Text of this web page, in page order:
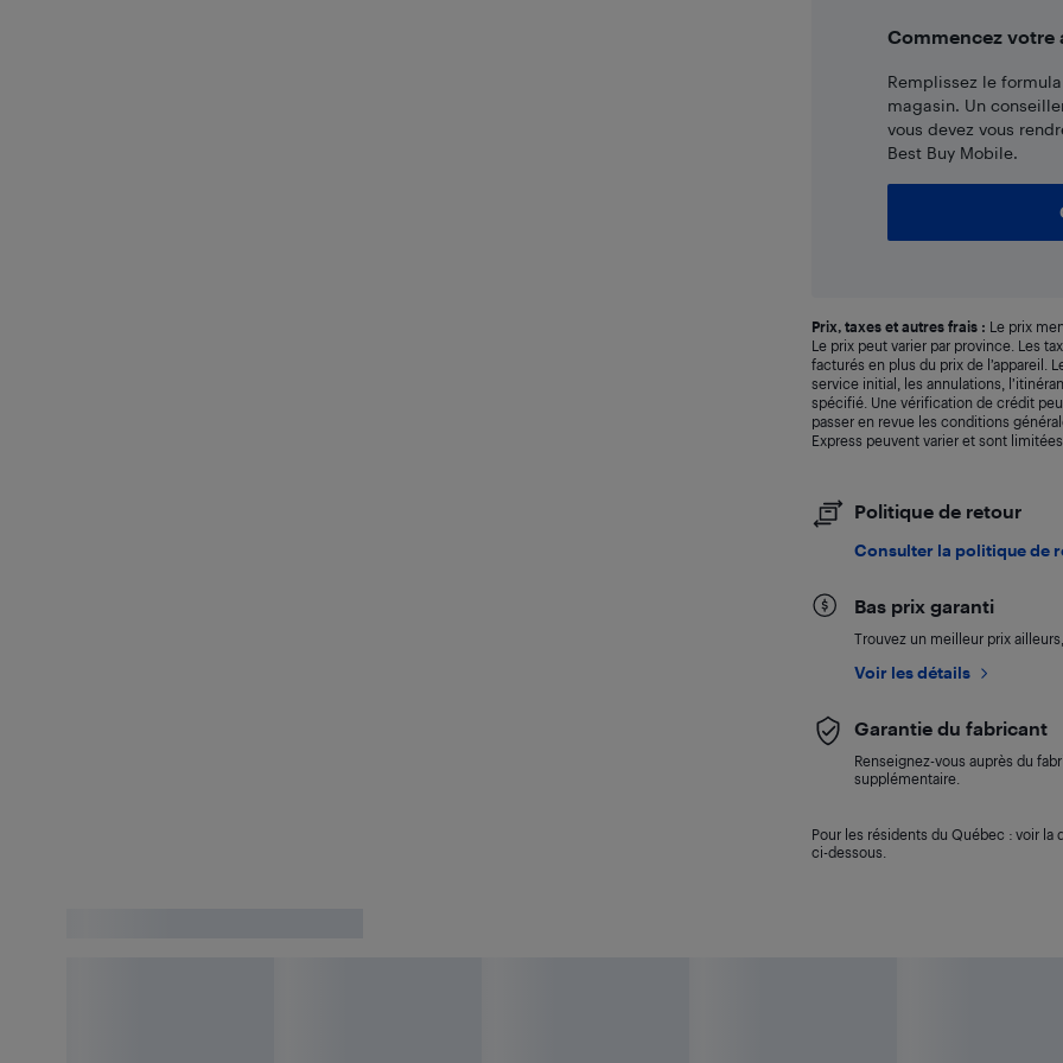
Commencez votre
Remplissez le
magasin. Un
vous devez vous
Best Buy Mobile.
Prix, taxes et autres frais : Le prix
Le prix peut varier par province. Les
facturés en plus du prix de l’appareil.
service initial, les annulations,
spécifié. Une vérification de crédit
passer en revue les conditions
Express peuvent varier et sont
Politique de retour
Consulter la politique de
Bas prix garanti
Trouvez un meilleur prix
Voir les détails
Garantie du fabricant
Renseignez-vous auprès du
supplémentaire.
Pour les résidents du Québec : voir
ci-dessous.